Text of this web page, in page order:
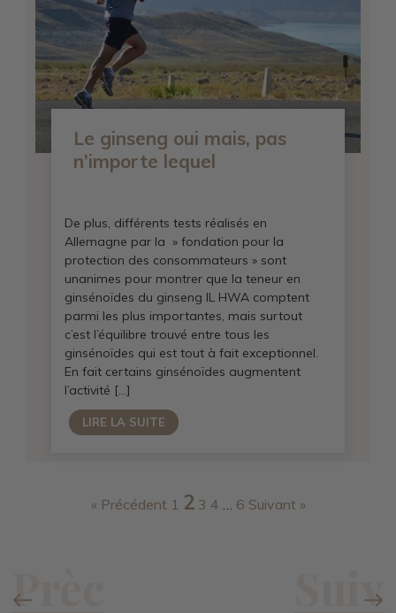
Le ginseng oui mais, pas
n’importe lequel
De plus, différents tests réalisés en
Allemagne par la » fondation pour la
protection des consommateurs » sont
unanimes pour montrer que la teneur en
ginsénoïdes du ginseng IL HWA comptent
parmi les plus importantes, mais surtout
c’est l’équilibre trouvé entre tous les
ginsénoïdes qui est tout à fait exceptionnel.
En fait certains ginsénoïdes augmentent
l’activité […]
LIRE LA SUITE
« Précédent 1 2 3 4 … 6 Suivant »